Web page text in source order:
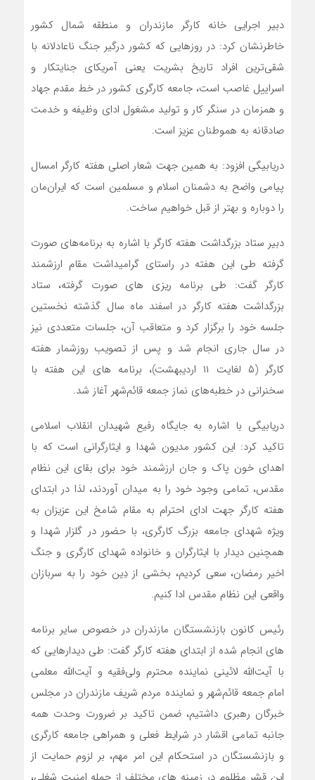
دبیر اجرایی خانه کارگر مازندران و منطقه شمال کشور
خاطرنشان کرد: در روزهایی که کشور درگیر جنگ ناعادلانه با
شقی‌ترین افراد تاریخ بشریت یعنی آمریکای جنایتکار و
اسراییل غاصب است، جامعه کارگری کشور در خط مقدم جهاد
و همزمان در سنگر کار و تولید مشغول ادای وظیفه و خدمت
صادقانه به هموطنان عزیز است.
دریابیگی افزود: به همین جهت شعار اصلی هفته کارگر امسال
پیامی واضح به دشمنان اسلام و مسلمین است که ایران‌مان
را دوباره و بهتر از قبل خواهیم ساخت.
دبیر ستاد بزرگداشت هفته کارگر با اشاره به برنامه‌های صورت
گرفته طی این هفته در راستای گرامیداشت مقام ارزشمند
کارگر گفت: طی برنامه ریزی های صورت گرفته، ستاد
بزرگداشت هفته کارگر در اسفند ماه سال گذشته نخستین
جلسه خود را برگزار کرد و متعاقب آن، جلسات متعددی نیز
در سال جاری انجام شد و پس از تصویب روزشمار هفته
کارگر (۵ لغایت ١١ اردیبهشت)، برنامه های این هفته با
سخنرانی در خطبه‌های نماز جمعه قائم‌شهر آغاز شد.
دریابیگی با اشاره به جایگاه رفیع شهیدان انقلاب اسلامی
تاکید کرد: این کشور مدیون شهدا و ایثارگرانی است که با
اهدای خون پاک و جان ارزشمند خود برای بقای این نظام
مقدس، تمامی وجود خود را به میدان آوردند، لذا در ابتدای
هفته کارگر جهت ادای احترام به مقام شامخ این عزیزان به
ویژه شهدای جامعه بزرگ کارگری، با حضور در گلزار شهدا و
همچنین دیدار با ایثارگران و خانواده شهدای کارگری و جنگ
اخیر رمضان، سعی کردیم، بخشی از دِین خود را به سربازان
واقعی این نظام مقدس ادا کنیم.
رئیس کانون بازنشستگان مازندران در خصوص سایر برنامه
های انجام شده از ابتدای هفته کارگر گفت: طی دیدارهایی که
با آیت‌الله لائینی نماینده محترم ولی‌فقیه و آیت‌الله معلمی
امام جمعه قائم‌شهر و نماینده مردم شریف مازندران در مجلس
خبرگان رهبری داشتیم، ضمن تاکید بر ضرورت وحدت همه
جانبه تمامی اقشار در شرایط فعلی و همراهی جامعه کارگری
و بازنشستگان در استحکام این امر مهم، بر لزوم حمایت از